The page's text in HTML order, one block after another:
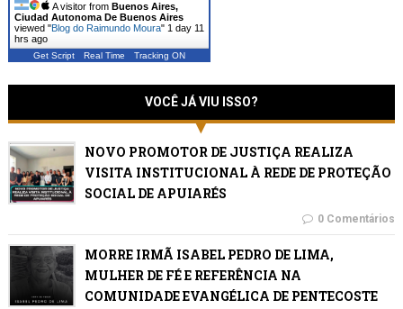
A visitor from Buenos Aires,
Ciudad Autonoma De Buenos Aires
viewed "Blog do Raimundo Moura" 1 day 11
hrs ago
Get Script Real Time Tracking ON
VOCÊ JÁ VIU ISSO?
NOVO PROMOTOR DE JUSTIÇA REALIZA
VISITA INSTITUCIONAL À REDE DE PROTEÇÃO
SOCIAL DE APUIARÉS
0 Comentários
MORRE IRMÃ ISABEL PEDRO DE LIMA,
MULHER DE FÉ E REFERÊNCIA NA
COMUNIDADE EVANGÉLICA DE PENTECOSTE